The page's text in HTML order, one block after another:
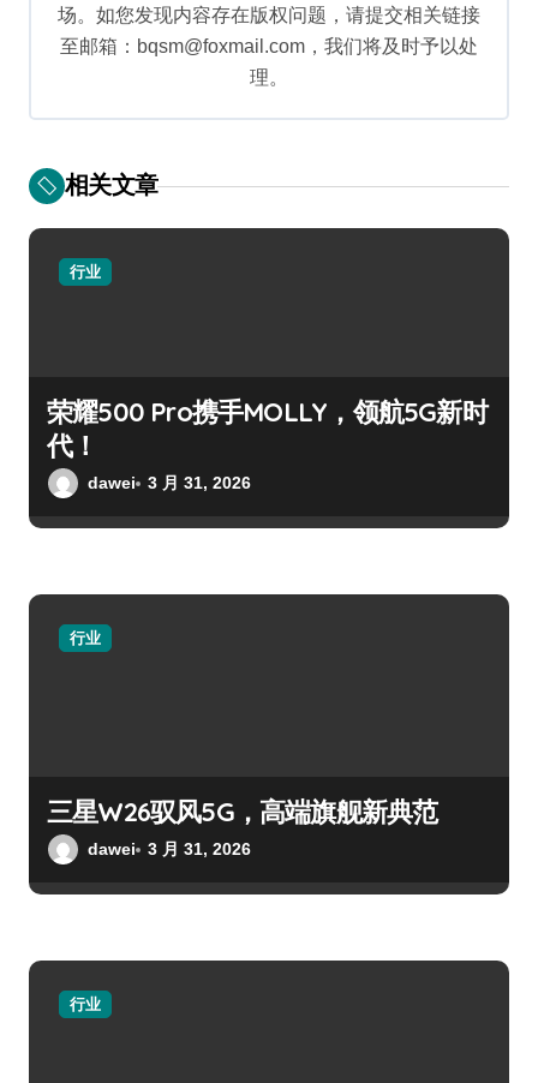
场。如您发现内容存在版权问题，请提交相关链接
至邮箱：bqsm@foxmail.com，我们将及时予以处
理。
相关文章
行业
荣耀500 Pro携手MOLLY，领航5G新时
代！
dawei 3 月 31, 2026
行业
三星W26驭风5G，高端旗舰新典范
dawei 3 月 31, 2026
行业